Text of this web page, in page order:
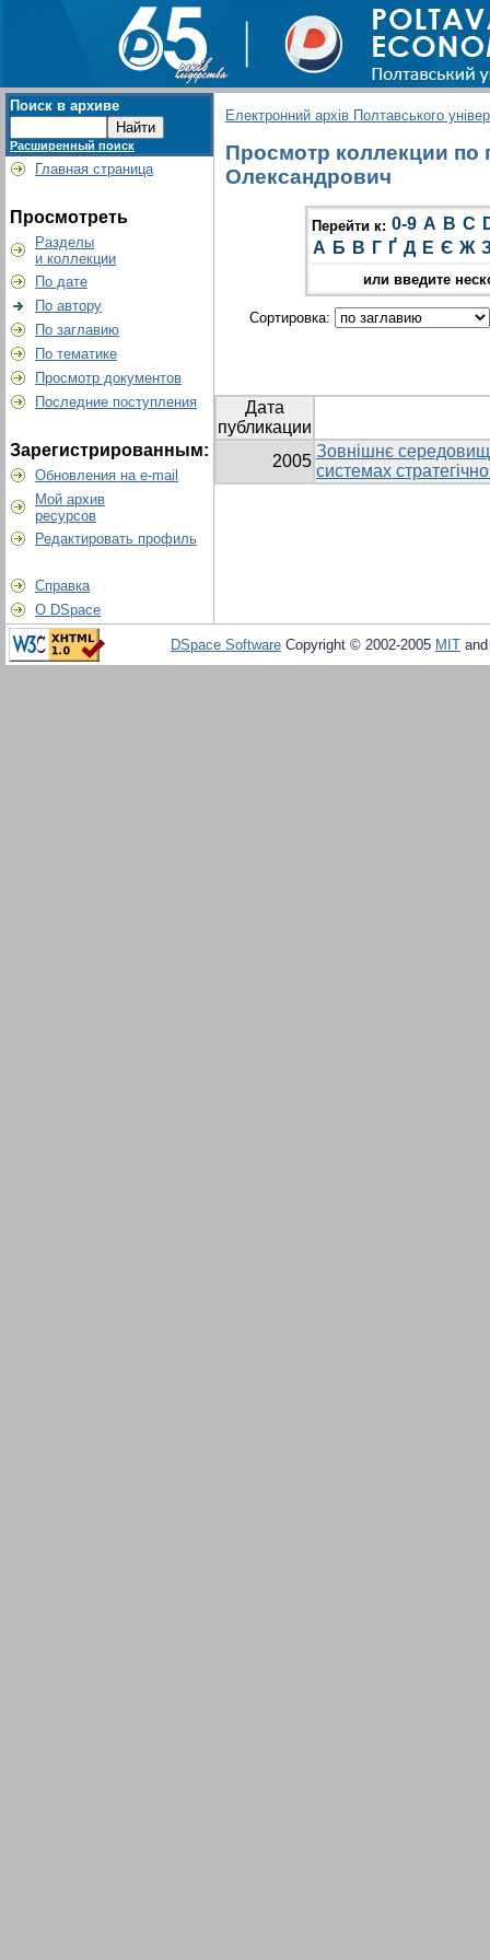
Поиск в архиве
Расширенный поиск
Главная страница
Просмотреть
Разделы
и коллекции
По дате
По автору
По заглавию
По тематике
Просмотр документов
Последние поступления
Зарегистрированным:
Обновления на e-mail
Мой архив
ресурсов
Редактировать профиль
Справка
О DSpace
Електронний архів Полтавського
Просмотр коллекции по
Олександрович
Перейти к: 0-9 A B C
А Б В Г Ґ Д Е Є Ж
или введите
Сортировка:
Дата
публикации
2005
Зовнішнє
системах
DSpace Software Copyright © 2002-2005 MIT